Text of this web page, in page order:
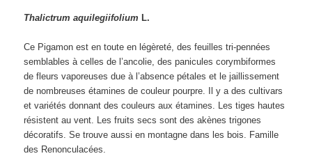
Thalictrum aquilegiifolium L.
Ce Pigamon est en toute en légèreté, des feuilles tri-pennées
semblables à celles de l’ancolie, des panicules corymbiformes
de fleurs vaporeuses due à l’absence pétales et le jaillissement
de nombreuses étamines de couleur pourpre. Il y a des cultivars
et variétés donnant des couleurs aux étamines. Les tiges hautes
résistent au vent. Les fruits secs sont des akènes trigones
décoratifs. Se trouve aussi en montagne dans les bois. Famille
des Renonculacées.